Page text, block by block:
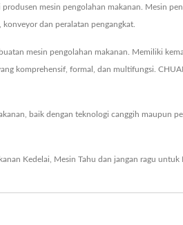
mesin pengolahan makanan. Mesin
dan peralatan pengangkat.
mesin pengolahan makanan. Memiliki
komprehensif, formal, dan multifungsi.
baik dengan teknologi canggih maupun
Kedelai Mesin Tahu dan jangan ragu untuk